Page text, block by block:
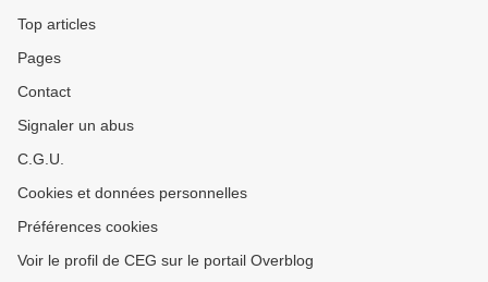
Top articles
Pages
Contact
Signaler un abus
C.G.U.
Cookies et données personnelles
Préférences cookies
Voir le profil de CEG sur le portail Overblog